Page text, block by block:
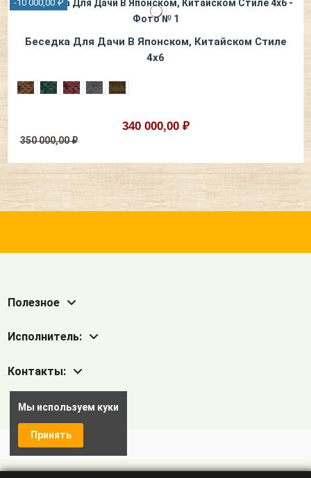
-10 000,00 ₽
Беседка Для Дачи В Японском, Китайском Стиле
4х6
340 000,00 ₽
350 000,00 ₽
Полезное
Исполнитель:
Контакты:
Мы используем куки
Принять